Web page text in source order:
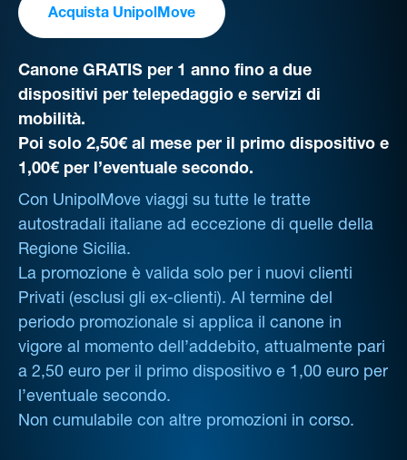
Acquista UnipolMove
Canone GRATIS per 1 anno fino a due
dispositivi per telepedaggio e servizi di
mobilità.
Poi solo 2,50€ al mese per il primo dispositivo e
1,00€ per l’eventuale secondo.
Con UnipolMove viaggi su tutte le tratte
autostradali italiane ad eccezione di quelle della
Regione Sicilia.
La promozione è valida solo per i nuovi clienti
Privati (esclusi gli ex-clienti). Al termine del
periodo promozionale si applica il canone in
vigore al momento dell’addebito, attualmente pari
a 2,50 euro per il primo dispositivo e 1,00 euro per
l’eventuale secondo.
Non cumulabile con altre promozioni in corso.